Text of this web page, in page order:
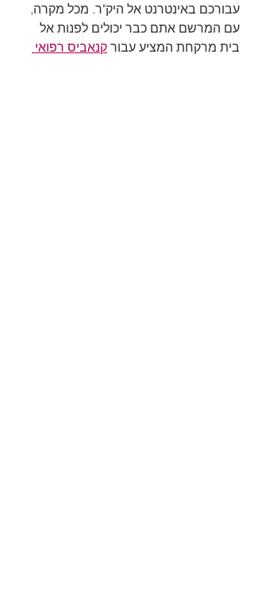
עבורכם באינטרנט אל היק"ר. מכל מקרה,
עם המרשם אתם כבר יכולים לפנות אל
בית מרקחת המציע עבור קנאביס רפואי